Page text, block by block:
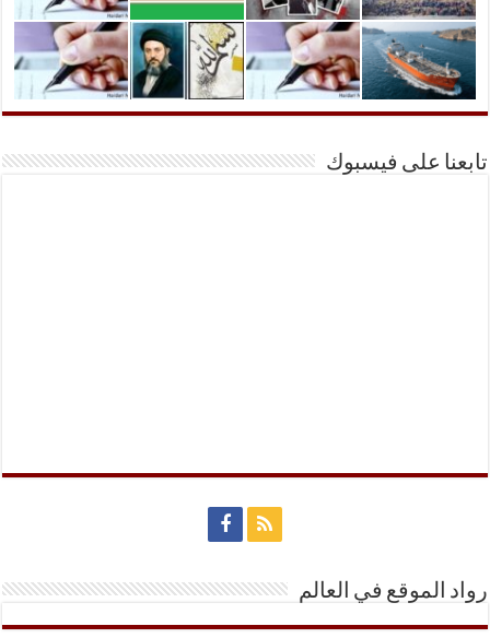
تابعنا على فيسبوك
رواد الموقع في العالم